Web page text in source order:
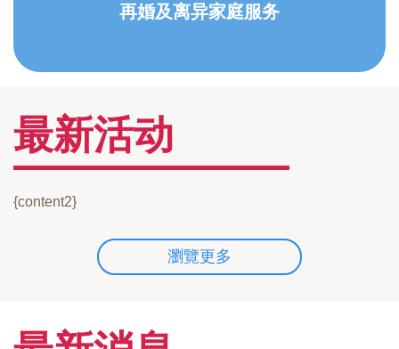
再婚及离异家庭服务
最新活动
{content2}
瀏覽更多